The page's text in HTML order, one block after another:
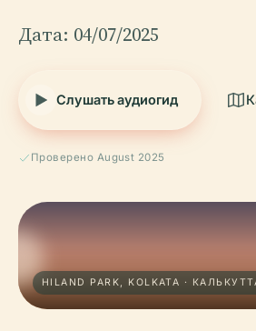
Дата: 04/07/2025
Слушать аудиогид
Проверено August 2025
HILAND PARK, KOLKATA ·